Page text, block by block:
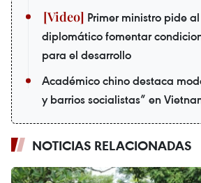
Primer ministro pide
diplomático fomentar
para el desarrollo
Académico chino destaca
y barrios socialistas” en
NOTICIAS RELACIONADAS